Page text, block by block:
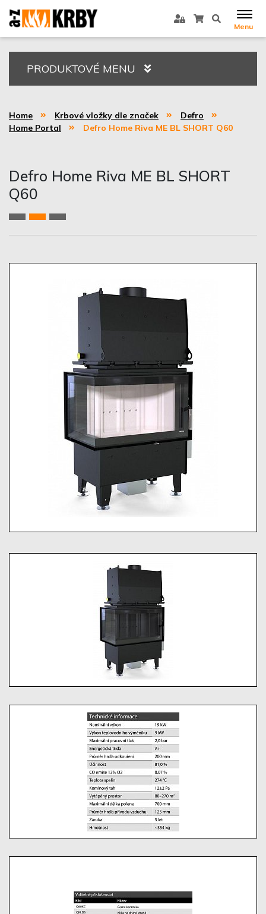
Menu
PRODUKTOVÉ MENU
Home Krbové vložky dle značek
Defro
Home Portal
Defro Home Riva ME BL SHORT Q60
Defro Home Riva ME BL SHORT
Q60